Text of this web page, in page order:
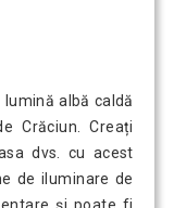
lumină albă caldă
Crăciun. Creați
dvs. cu acest
de iluminare de